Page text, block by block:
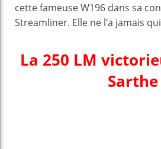
cette fameuse W196 dans sa
Streamliner. Elle ne l’a jamais
La 250 LM
Sarthe